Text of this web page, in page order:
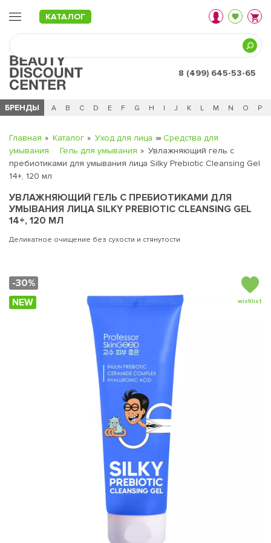
КАТАЛОГ
8 (499) 645-53-65
БРЕНДЫ
Ч 0 - 9 A B C D E F G H I J K L M N O P
Главная Каталог Уход для лица
Средства для
умывания
Гель для умывания
Увлажняющий гель с
пребиотиками для умывания лица Silky Prebiotic Cleansing Gel
14+, 120 мл
УВЛАЖНЯЮЩИЙ ГЕЛЬ С ПРЕБИОТИКАМИ ДЛЯ
УМЫВАНИЯ ЛИЦА SILKY PREBIOTIC CLEANSING GEL
14+, 120 МЛ
Деликатное очищение без сухости и стянутости
-30%
NEW
wishlist